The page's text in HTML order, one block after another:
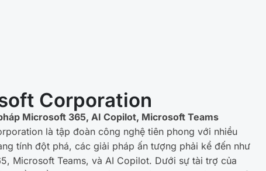
Corporation
Microsoft 365, AI Copilot, Microsoft Teams
là tập đoàn công nghệ tiên phong với nhiều
tính đột phá, các giải pháp ấn tượng phải kể đến như
Microsoft Teams, và AI Copilot. Dưới sự tài trợ của